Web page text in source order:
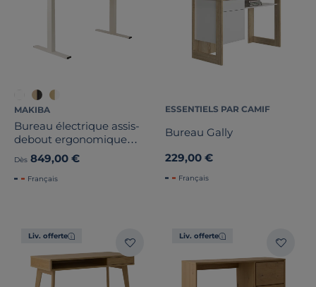
MAKIBA
Bureau électrique assis-
debout ergonomique
Marley
Dès 849,00 €
Français
ESSENTIELS PAR CAMIF
Bureau Gally
229,00 €
Français
Liv. offerte Liv. offerte
Type de bureau
Fonctionnalité(s)